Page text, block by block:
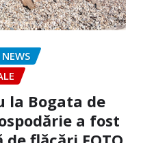
la Bogata de
a fost